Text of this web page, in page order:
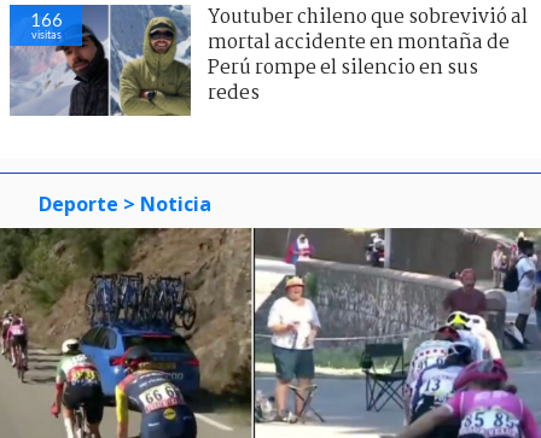
166
visitas
Youtuber chileno que sobrevivió al
mortal accidente en montaña de
Perú rompe el silencio en sus
redes
Deporte > Noticia